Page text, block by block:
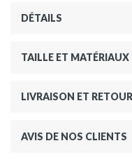
DÉTAILS
TAILLE ET MATÉRIAUX
LIVRAISON ET
AVIS DE NOS CLIENTS